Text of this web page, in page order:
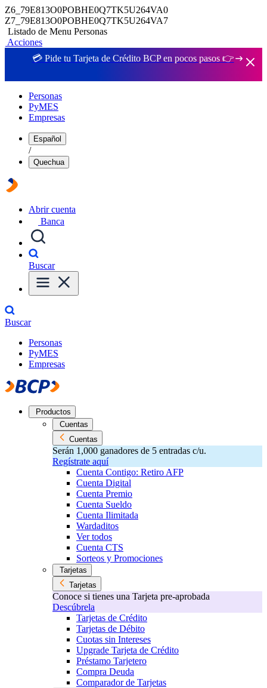
Z6_79E813O0POBHE0Q7TK5U264VA0
Z7_79E813O0POBHE0Q7TK5U264VA7
Listado de Menu Personas
Acciones
💳 Pide tu Tarjeta de Crédito BCP en pocos pasos 👉
Personas
PyMES
Empresas
Español
/
Quechua
Abrir cuenta
Banca
Buscar
Buscar
Personas
PyMES
Empresas
Productos
Cuentas
Cuentas
Serán 1,000 ganadores de 5 entradas c/u.
Regístrate aquí
Cuenta Contigo: Retiro AFP
Cuenta Digital
Cuenta Premio
Cuenta Sueldo
Cuenta Ilimitada
Wardaditos
Ver todos
Cuenta CTS
Sorteos y Promociones
Tarjetas
Tarjetas
Conoce si tienes una Tarjeta pre-aprobada
Descúbrela
Tarjetas de Crédito
Tarjetas de Débito
Cuotas sin Intereses
Upgrade Tarjeta de Crédito
Préstamo Tarjetero
Compra Deuda
Comparador de Tarjetas